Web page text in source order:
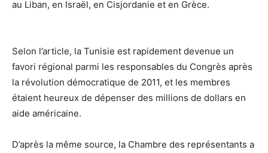
au Liban, en Israël, en Cisjordanie et en Grèce.
Selon l’article, la Tunisie est rapidement devenue un
favori régional parmi les responsables du Congrès après
la révolution démocratique de 2011, et les membres
étaient heureux de dépenser des millions de dollars en
aide américaine.
D’après la même source, la Chambre des représentants a